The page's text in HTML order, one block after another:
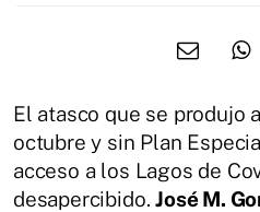
El atasco que se produjo
octubre y sin Plan
acceso a los Lagos de
desapercibido.José M.